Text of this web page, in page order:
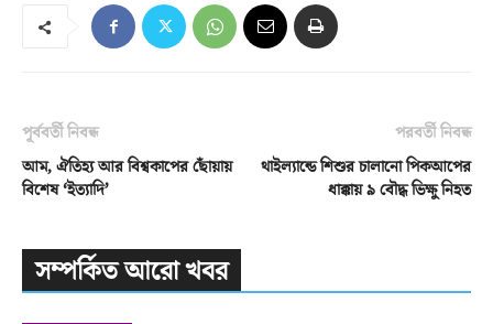
পূর্ববর্তী নিবন্ধ
আম, ঐতিহ্য আর বিশ্বকাপের ছোঁয়ায়
বিশেষ ‘ইত্যাদি’
পরবর্তী নিবন্ধ
থাইল্যান্ডে শিশুর চালানো পিকআপের
ধাক্কায় ৯ বৌদ্ধ ভিক্ষু নিহত
সম্পর্কিত আরো খবর